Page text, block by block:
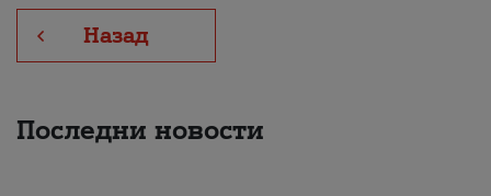
Назад
Последни новости